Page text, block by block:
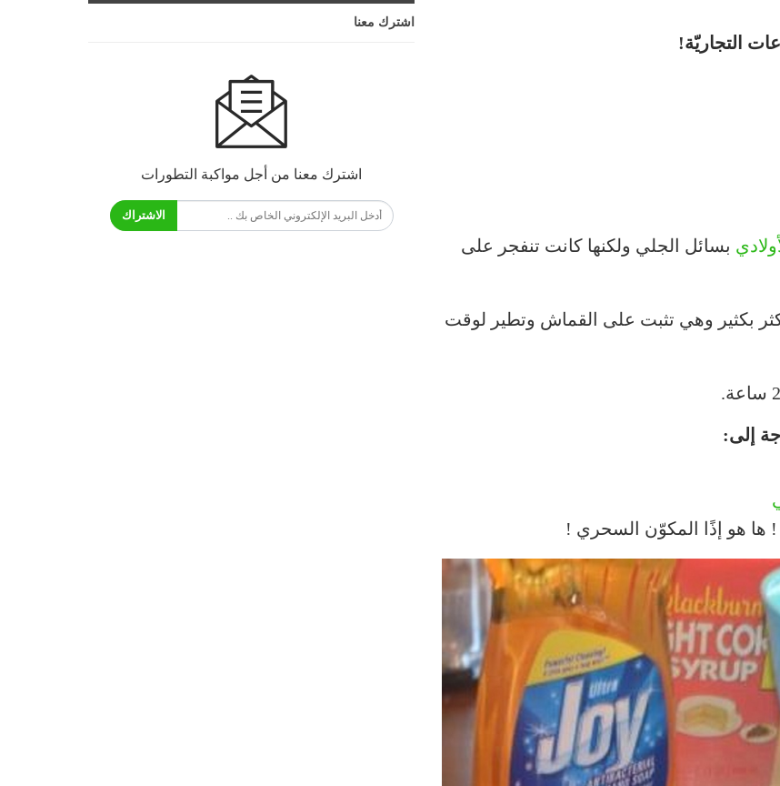
التجاريّة!
بسائل الجلي ولكنها كانت تنفجر على
بكثير وهي تثبت على القماش وتطير لوقت
إلى:
اشترك معنا
اشترك معنا من أجل مواكبة التطورات
الاشتراك